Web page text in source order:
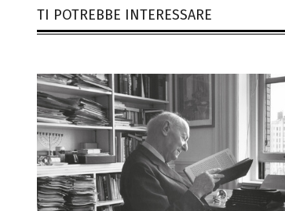
TI POTREBBE INTERESSARE